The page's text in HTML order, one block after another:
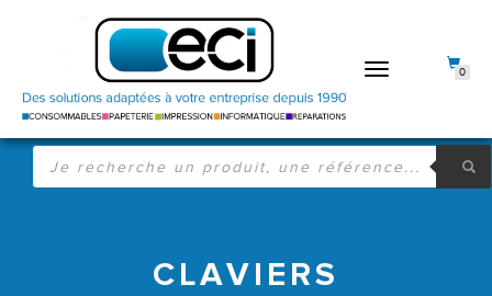
DÉPLIER
RECHERCHE
PRODUITS
0
CLAVIERS